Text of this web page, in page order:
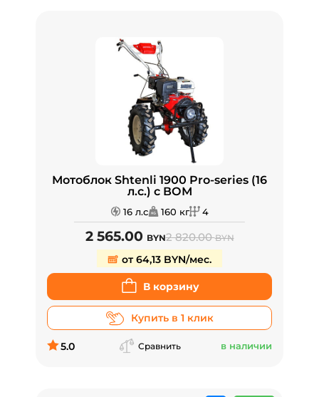
Мотоблок Shtenli 1900 Pro-series (16
л.с.) с ВОМ
16 л.с 160 кг 4
2 565.00 BYN2 820.00BYN
от 64,13 BYN/мес.
В корзину
Купить в 1 клик
5.0 Сравнить в наличии